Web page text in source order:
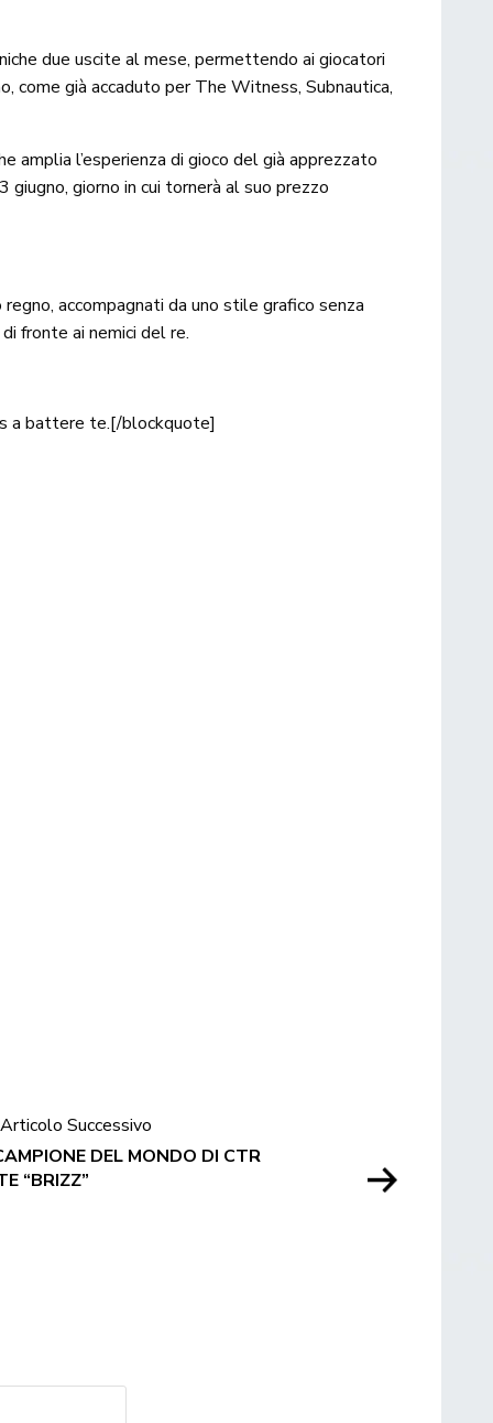
due uscite al mese, permettendo ai giocatori
come già accaduto per The Witness, Subnautica,
amplia l’esperienza di gioco del già apprezzato
giorno in cui tornerà al suo prezzo
accompagnati da uno stile grafico senza
fronte ai nemici del re.
a battere te.[/blockquote]
Articolo Successivo
DEL MONDO DI CTR
“BRIZZ”